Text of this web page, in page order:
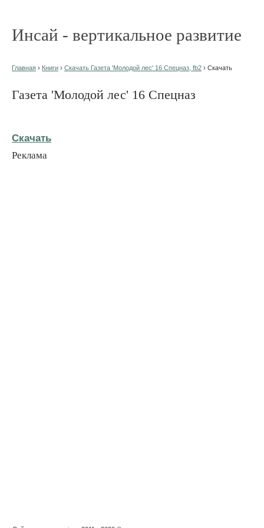
Инсай - вертикальное развитие
Главная › Книги › Скачать Газета 'Молодой лес' 16 Спецназ, fb2 › Скачать
Газета 'Молодой лес' 16 Спецназ
Скачать
Реклама